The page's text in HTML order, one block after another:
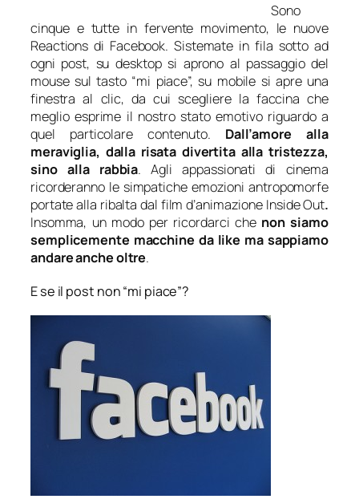
Sono
cinque e tutte in fervente movimento, le nuove
Reactions di Facebook. Sistemate in fila sotto ad
ogni post, su desktop si aprono al passaggio del
mouse sul tasto “mi piace”, su mobile si apre una
finestra al clic, da cui scegliere la faccina che
meglio esprime il nostro stato emotivo riguardo a
quel particolare contenuto. Dall’amore alla
meraviglia, dalla risata divertita alla tristezza,
sino alla rabbia. Agli appassionati di cinema
ricorderanno le simpatiche emozioni antropomorfe
portate alla ribalta dal film d’animazione Inside Out.
Insomma, un modo per ricordarci che non siamo
semplicemente macchine da like ma sappiamo
andare anche oltre.
E se il post non “mi piace”?